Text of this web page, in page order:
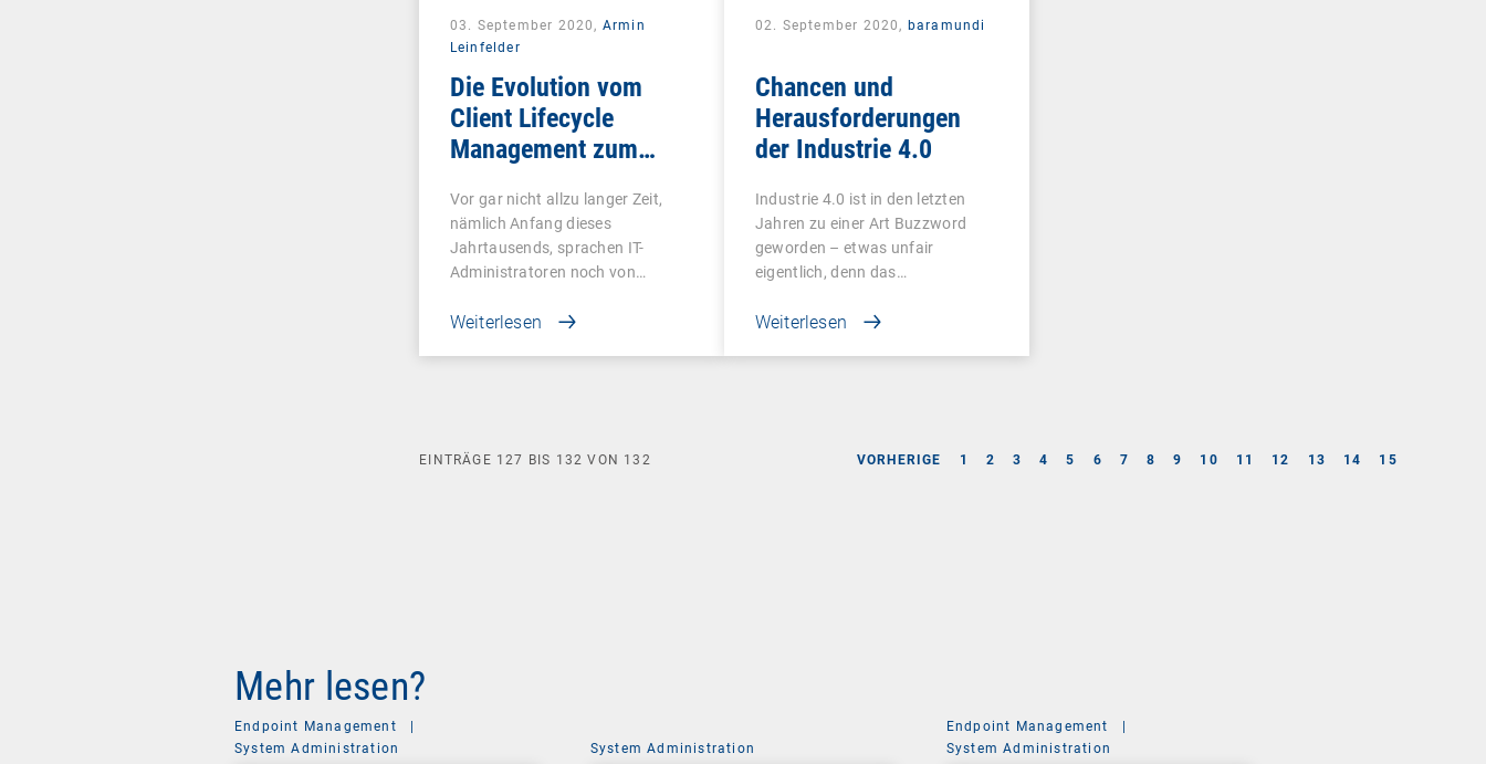
03. September 2020, Armin
Leinfelder
Die Evolution vom
Client Lifecycle
Management zum
Management
Vor gar nicht allzu langer Zeit,
nämlich Anfang dieses
Jahrtausends, sprachen IT-
Administratoren noch von…
Weiterlesen
02. September 2020, baramundi
Chancen und
Herausforderungen
der Industrie 4.0
Industrie 4.0 ist in den letzten
Jahren zu einer Art Buzzword
geworden – etwas unfair
eigentlich, denn das…
Weiterlesen
VORHERIGE 1 2 3 4 5 6 7 8 9 10 11 12 13 14 15
EINTRÄGE 127 BIS 132 VON 132
Mehr lesen?
Endpoint Management
|
System Administration
System Administration
Endpoint Management
|
System Administration